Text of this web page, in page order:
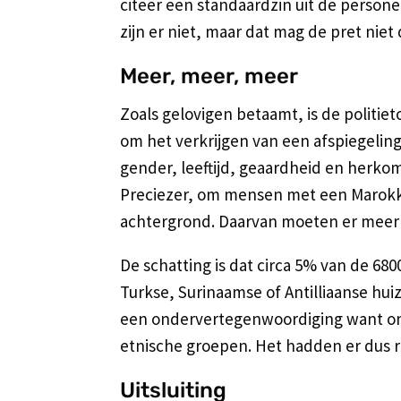
citeer een standaardzin uit de
zijn er niet, maar dat mag de pret niet
Meer, meer, meer
Zoals gelovigen betaamt, is de
om het verkrijgen van een
gender, leeftijd, geaardheid en
Preciezer, om mensen met een
achtergrond. Daarvan moeten er
De schatting is dat circa 5% van de
Turkse, Surinaamse of Antilliaanse
een ondervertegenwoordiging want
etnische groepen. Het hadden er dus
Uitsluiting